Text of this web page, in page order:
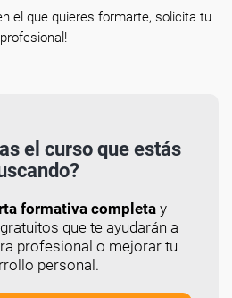
el que quieres formarte, solicita tu
el curso que estás
formativa completay
que te ayudarán a
profesional o mejorar tu
personal.